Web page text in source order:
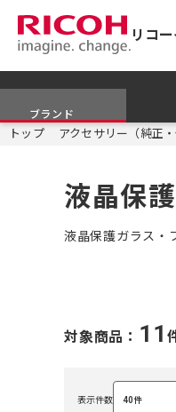
リコ
ブランド
トップ アクセサリー（純正・
液晶保
液晶保護ガラス・
対象商品： 11
表示件数 40件
選